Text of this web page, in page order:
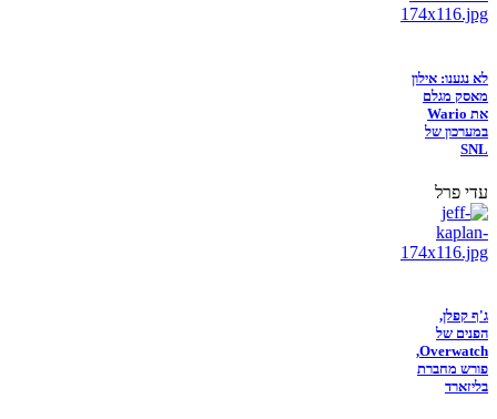
לא נגענו: אילון
מאסק מגלם
את Wario
במערכון של
SNL
עדי פרל
ג'ף קפלן,
הפנים של
Overwatch,
פורש מחברת
בליזארד